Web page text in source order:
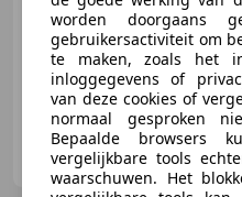
06/2010 119.384 km
Al 25 jaar het adres voor UW auto!
Autobedrijf van Selm
NL-3628 EJ KOCKENGEN
worden doorgaans
gebruikersactiviteit om
te maken, zoals het
inloggegevens of
van deze cookies of
normaal gesproken
Bepaalde browsers
vergelijkbare tools
waarschuwen. Het